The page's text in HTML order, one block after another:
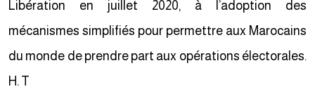
Libération en juillet 2020, à l’adoption des
mécanismes simplifiés pour permettre aux Marocains
du monde de prendre part aux opérations électorales.
H. T